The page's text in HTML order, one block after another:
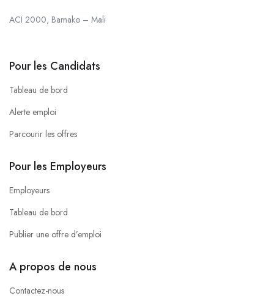
ACI 2000, Bamako – Mali
Pour les Candidats
Tableau de bord
Alerte emploi
Parcourir les offres
Pour les Employeurs
Employeurs
Tableau de bord
Publier une offre d’emploi
A propos de nous
Contactez-nous